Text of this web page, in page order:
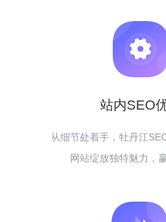
站内SEO
从细节处着手，牡丹江
网站绽放独特魅力，